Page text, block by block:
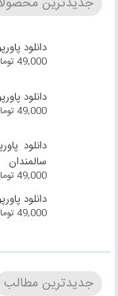
دانلود
49,000
دانلود
49,000
دانلود
سالمندان
49,000
دانلود
49,000
جدیدترین مطالب